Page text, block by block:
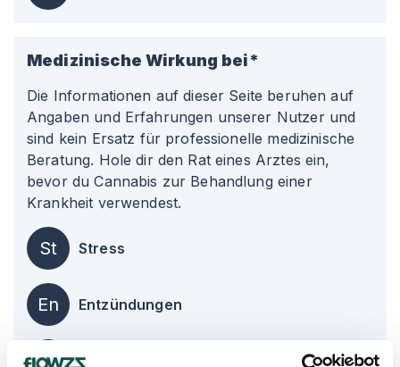
Medizinische Wirkung bei*
Die Informationen auf dieser Seite beruhen auf
Angaben und Erfahrungen unserer Nutzer und
sind kein Ersatz für professionelle medizinische
Beratung. Hole dir den Rat eines Arztes ein,
bevor du Cannabis zur Behandlung einer
Krankheit verwendest.
St Stress
En Entzündungen
De Depression